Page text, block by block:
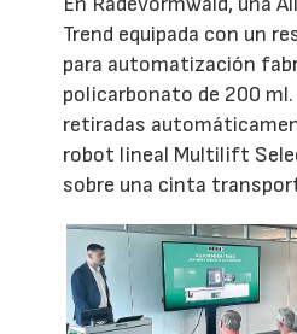
Trend equipada con un
para automatización
policarbonato de 200 ml.
retiradas
robot lineal Multilift
sobre una cinta